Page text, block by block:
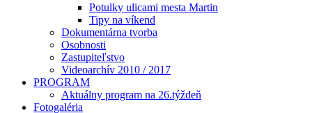
Potulky ulicami mesta Martin
Tipy na víkend
Dokumentárna tvorba
Osobnosti
Zastupiteľstvo
Videoarchív 2010 / 2017
PROGRAM
Aktuálny program na 26.týždeň
Fotogaléria